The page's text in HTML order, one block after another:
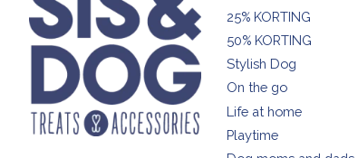
25% KORTING
50% KORTING
Stylish Dog
On the go
Life at home
Playtime